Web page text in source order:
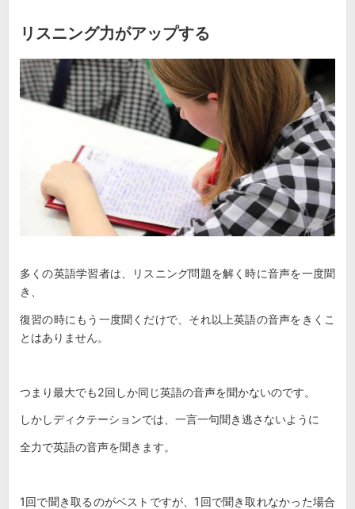
リスニング力がアップする
多くの英語学習者は、リスニング問題を解く時に音声を一度聞
き、
復習の時にもう一度聞くだけで、それ以上英語の音声をきくこ
とはありません。
つまり最大でも2回しか同じ英語の音声を聞かないのです。
しかしディクテーションでは、一言一句聞き逃さないように
全力で英語の音声を聞きます。
1回で聞き取るのがベストですが、1回で聞き取れなかった場合